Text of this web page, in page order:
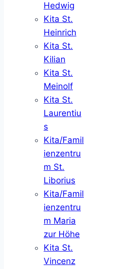
Hedwig
Kita St.
Heinrich
Kita St.
Kilian
Kita St.
Meinolf
Kita St.
Laurentiu
s
Kita/Famil
ienzentru
m St.
Liborius
Kita/Famil
ienzentru
m Maria
zur Höhe
Kita St.
Vincenz